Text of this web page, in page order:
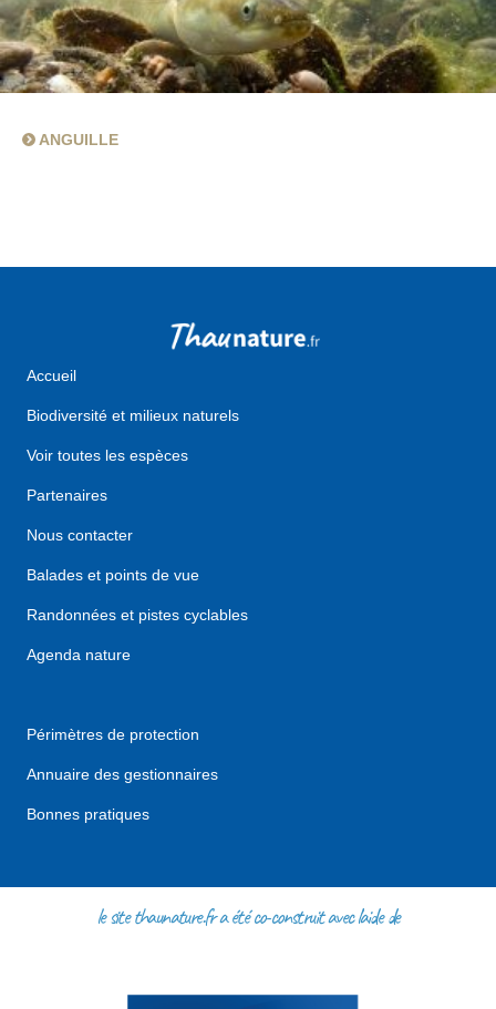
ANGUILLE
Accueil
Biodiversité et milieux naturels
Voir toutes les espèces
Partenaires
Nous contacter
Balades et points de vue
Randonnées et pistes cyclables
Agenda nature
Périmètres de protection
Annuaire des gestionnaires
Bonnes pratiques
le site thaunature.fr a été co-construit avec l'aide de